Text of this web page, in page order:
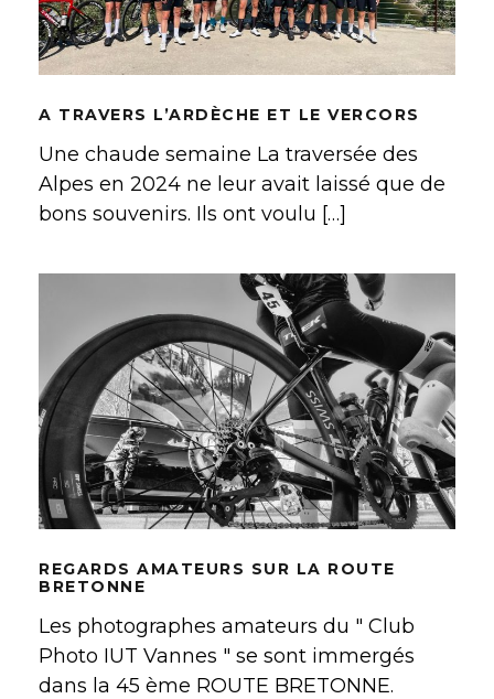
A TRAVERS L’ARDÈCHE ET LE VERCORS
Une chaude semaine La traversée des
Alpes en 2024 ne leur avait laissé que de
bons souvenirs. Ils ont voulu […]
REGARDS AMATEURS SUR LA
ROUTE BRETONNE
REGARDS AMATEURS SUR LA ROUTE
BRETONNE
Les photographes amateurs du " Club
Photo IUT Vannes " se sont immergés
dans la 45 ème ROUTE BRETONNE.